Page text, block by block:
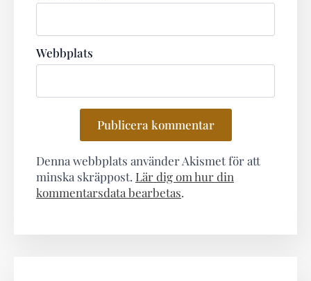
Webbplats
Denna webbplats använder Akismet för att
minska skräppost. Lär dig om hur din
kommentarsdata bearbetas.